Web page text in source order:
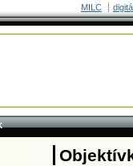
MILC